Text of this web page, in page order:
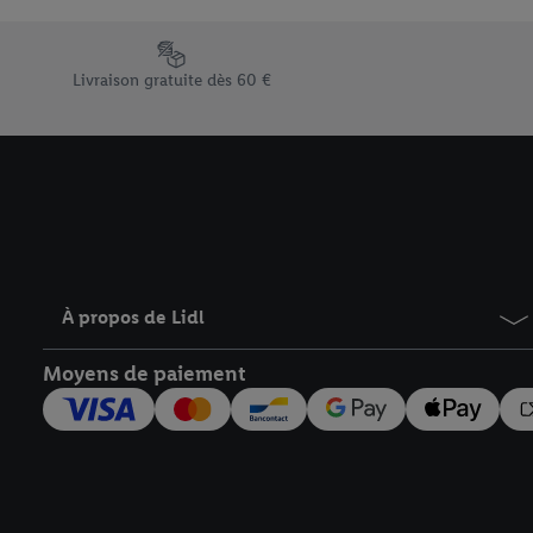
Élément du pied de page avec les différents arguments de
Livraison gratuite dès 60 €
À propos de Lidl
Moyens de paiement
informations sur la